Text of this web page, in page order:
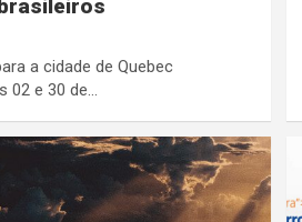
a cidade de Quebec
02 e 30 de…